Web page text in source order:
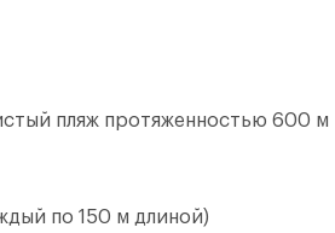
пляж протяженностью 600 м
по 150 м длиной)